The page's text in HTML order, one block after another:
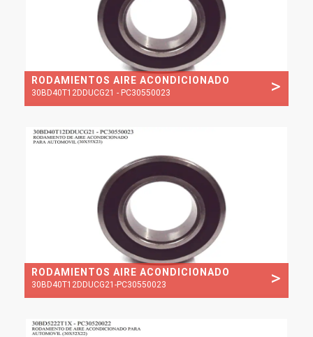
RODAMIENTOS AIRE ACONDICIONADO
30BD40T12DDUCG21 - PC30550023 >
RODAMIENTOS AIRE ACONDICIONADO
30BD40T12DDUCG21-PC30550023 >